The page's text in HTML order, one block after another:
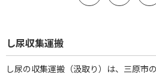
し尿収集運搬
し尿の収集運搬（汲取り）は、三原市